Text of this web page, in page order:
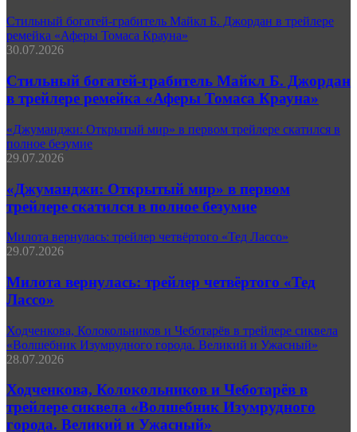
Стильный богатей-грабитель Майкл Б. Джордан в трейлере
ремейка «Аферы Томаса Крауна»
30.07.2026
Стильный богатей-грабитель Майкл Б. Джордан
в трейлере ремейка «Аферы Томаса Крауна»
«Джуманджи: Открытый мир» в первом трейлере скатился в
полное безумие
29.07.2026
«Джуманджи: Открытый мир» в первом
трейлере скатился в полное безумие
Милота вернулась: трейлер четвёртого «Тед Лассо»
29.07.2026
Милота вернулась: трейлер четвёртого «Тед
Лассо»
Ходченкова, Колокольников и Чеботарёв в трейлере сиквела
«Волшебник Изумрудного города. Великий и Ужасный»
28.07.2026
Ходченкова, Колокольников и Чеботарёв в
трейлере сиквела «Волшебник Изумрудного
города. Великий и Ужасный»